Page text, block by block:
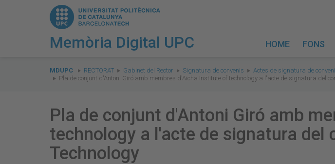
Memòria Digital UPC HOME FONS
are
here:
MDUPC RECTORAT Gabinet del Rector Signatura de convenis
Actes de signatura de
Pla de conjunt d'Antoni Giró amb membres d'Aicha Institute of technology a l'acte de signatura del
Pla de conjunt d'Antoni Giró amb
technology a l'acte de signatura del
Technology